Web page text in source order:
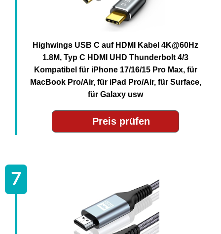
Highwings USB C auf HDMI Kabel 4K@60Hz
1.8M, Typ C HDMI UHD Thunderbolt 4/3
Kompatibel für iPhone 17/16/15 Pro Max, für
MacBook Pro/Air, für iPad Pro/Air, für Surface,
für Galaxy usw
Preis prüfen